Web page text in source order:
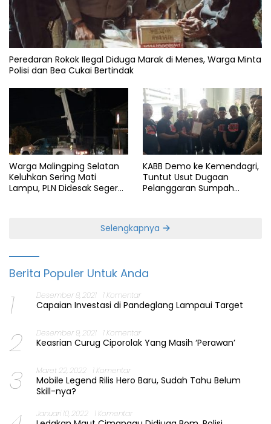
Peredaran Rokok Ilegal Diduga Marak di Menes, Warga Minta
Polisi dan Bea Cukai Bertindak
Warga Malingping Selatan
Keluhkan Sering Mati
Lampu, PLN Didesak Segera
KABB Demo ke Kemendagri,
Tuntut Usut Dugaan
Pelanggaran Sumpah
Selengkapnya
Berita Populer Untuk Anda
1 Desember 8, 2021 1 Komentar
Capaian Investasi di Pandeglang Lampaui Target
2 Desember 9, 2021 1 Komentar
Keasrian Curug Ciporolak Yang Masih ‘Perawan’
3 Maret 22, 2022 1 Komentar
Mobile Legend Rilis Hero Baru, Sudah Tahu Belum
Skill-nya?
Januari 10, 2022 1 Komentar